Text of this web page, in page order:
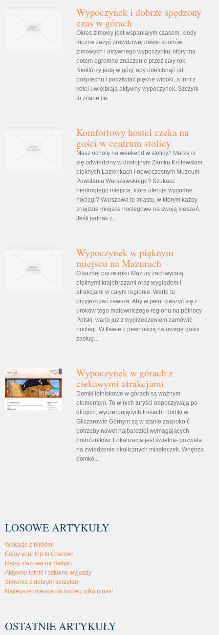
Wypoczynek i dobrze spędzony
czas w górach
Okres zimowy jest wspaniałym czasem, kiedy
można zażyć prawdziwej dawki sportów
zimowych i aktywnego wypoczynku, który ma
potem ogromne znaczenie przez cały rok.
Niektórzy jadą w góry, aby odetchnąć od
pośpiechu i podziwiać piękne widoki, a inni z
kolei uwielbiają aktywny wypoczynek. Szczyrk
to znane ce...
Komfortowy hostel czeka na
gości w centrum stolicy
Masz ochotę na weekend w stolicy? Marzą ci
się odwiedziny w dostojnym Zamku Królewskim,
pięknych Łazienkach i nowoczesnym Muzeum
Powstania Warszawskiego? Szukasz
niedrogiego miejsca, które oferuje wygodne
noclegi? Warszawa to miasto, w którym każdy
znajdzie miejsce noclegowe na swoją kieszeń.
Jeśli jednak c...
Wypoczynek w pięknym
miejscu na Mazurach
O każdej porze roku Mazury zachwycają
pięknymi krajobrazami oraz wyglądem i
atrakcjami w całym regionie. Warto tu
przyjeżdżać zawsze. Aby w pełni cieszyć się z
uroków tego malowniczego regionu na północy
Polski, warto już z wyprzedzeniem zamówić
noclegi. W Iławie z pewnością na uwagę gości
zasług...
Wypoczynek w górach z
ciekawymi atrakcjami
Domki letniskowe w górach są ważnym
elementem. To w nich turyści odpoczywają po
długich, wyczerpujących trasach. Domki w
Gliczarowie Górnym są w stanie zaspokoić
potrzeby nawet najbardziej wymagających
podróżników. Lokalizacja jest świetna- pozwala
na zwiedzenie okolicznych miasteczek. Wnętrza
domkó...
LOSOWE ARTYKUŁY
Wakacje z bliskimi
Enjoy your trip to Cracow!
Rejsy stażowe na Bałtyku
Aktywne letnie i szkolne wyjazdy
Siłownia z dobrym sprzętem
Najlepsze miejsce na nocleg tylko u nas!
OSTATNIE ARTYKUŁY